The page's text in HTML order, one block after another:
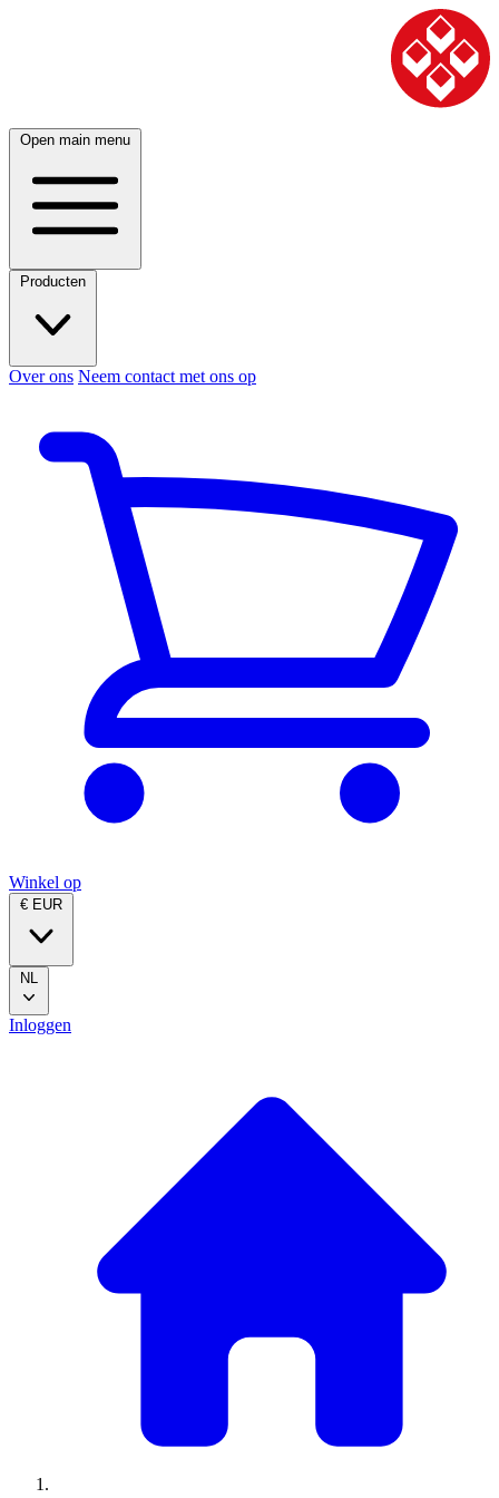
Open main menu
Producten
Over ons Neem contact met ons op
Winkel op
€ EUR
NL
Inloggen